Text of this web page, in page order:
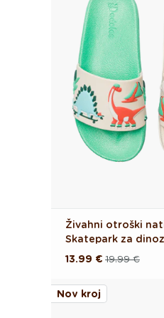
Živahni otroški
Skatepark za
Redna 19.99 €
Akcijska
13.99 €
Nov kroj